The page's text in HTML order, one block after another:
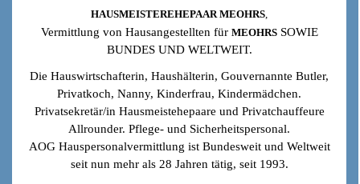
HAUSMEISTEREHEPAAR MEOHRS,
Vermittlung von Hausangestellten für MEOHRSSOWIE
BUNDES UND WELTWEIT.
Die Hauswirtschafterin, Haushälterin, Gouvernannte Butler,
Privatkoch, Nanny, Kinderfrau, Kindermädchen.
Privatsekretär/in Hausmeistehepaare und Privatchauffeure
Allrounder. Pflege- und Sicherheitspersonal.
AOG Hauspersonalvermittlung ist Bundesweit und Weltweit
seit nun mehr als 28 Jahren tätig, seit 1993.